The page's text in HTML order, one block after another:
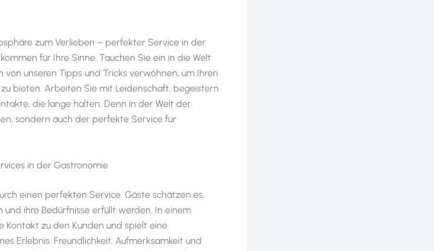
zum Verlieben – perfekter Service in der
für Ihre Sinne. Tauchen Sie ein in die Welt
von unseren Tipps und Tricks verwöhnen, um Ihren
bieten. Arbeiten Sie mit Leidenschaft, begeistern
die lange halten. Denn in der Welt der
sondern auch der perfekte Service für
in der Gastronomie
einen perfekten Service. Gäste schätzen es,
ihre Bedürfnisse erfüllt werden. In einem
Kontakt zu den Kunden und spielt eine
Erlebnis. Freundlichkeit, Aufmerksamkeit und